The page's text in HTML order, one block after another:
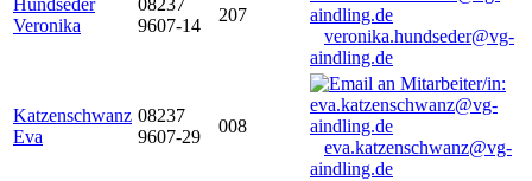
Hundseder
Veronika
08237
9607-14
207
veronika.hundseder@vg-
aindling.de
Katzenschwanz
Eva
08237
9607-29
008
eva.katzenschwanz@vg-
aindling.de